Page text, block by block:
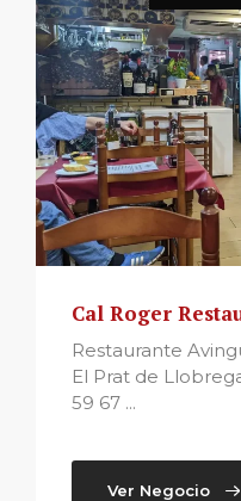
Cal Roger
Restaurante
El Prat de
59 67 ...
Ver Negocio